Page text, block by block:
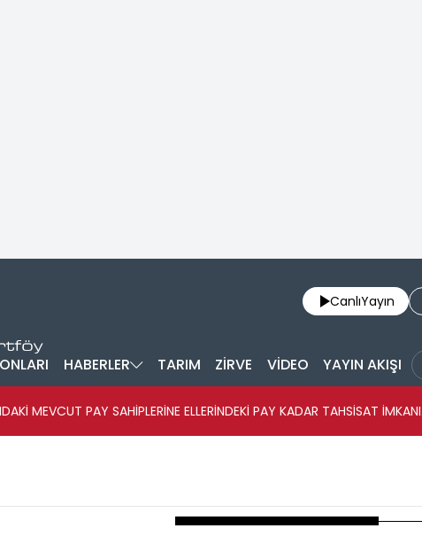
CanlıYayın
HABERLER TARIM ZİRVE VİDEO YAYIN AKIŞI
MEVCUT PAY SAHİPLERİNE ELLERİNDEKİ PAY KADAR TAHSİSAT İMKANI